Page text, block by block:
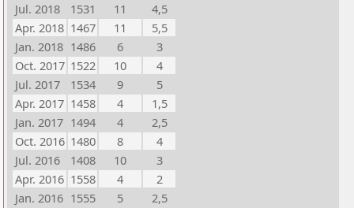
Jul. 2018
1531 11
4,5
Apr. 2018 1467 11
5,5
Jan. 2018 1486 6
3
Oct. 2017 1522 10
4
Jul. 2017
1534 9
5
Apr. 2017 1458 4
1,5
Jan. 2017 1494 4
2,5
Oct. 2016 1480 8
4
Jul. 2016
1408 10
3
Apr. 2016 1558 4
2
Jan. 2016 1555 5
2,5